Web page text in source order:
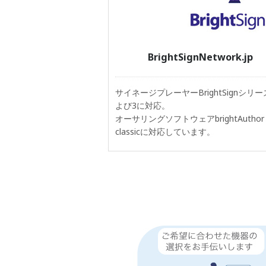
BrightSignNetwork.jp
サイネージプレーヤーBrightSignシリー
よび3に対応。
オーサリングソフトウェアbrightAuthor
classicに対応しています。